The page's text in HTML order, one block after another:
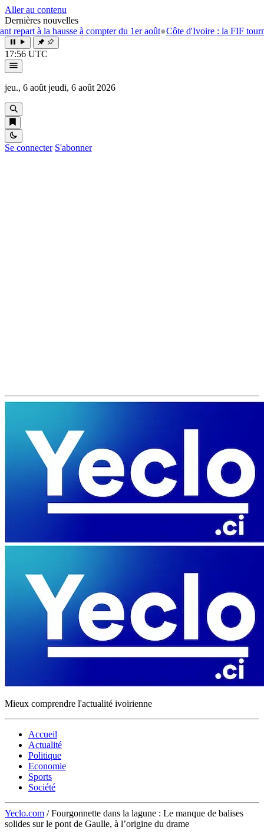
Aller au contenu
Dernières nouvelles
à la hausse à compter du 1er août●Côte d'Ivoire : la FIF tourne la
17:56 UTC
jeu., 6 août jeudi, 6 août 2026
Se connecter S'abonner
Mieux comprendre l'actualité ivoirienne
Accueil
Actualité
Politique
Economie
Sports
Société
Yeclo.com / Fourgonnette dans la lagune : Le manque de balises
solides sur le pont de Gaulle, à l’origine du drame